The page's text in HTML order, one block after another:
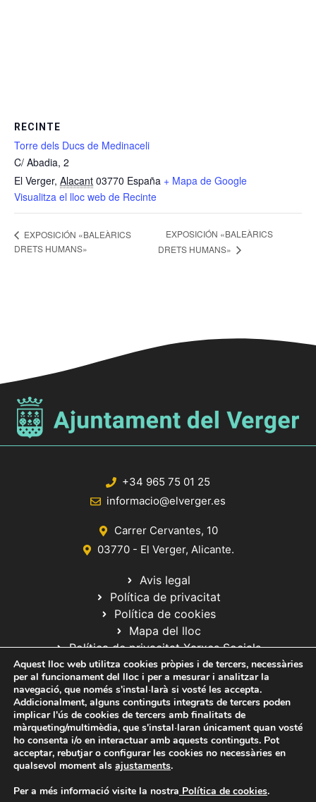
RECINTE
Torre dels Ducs de Medinaceli
C/ Abadia, 2
El Verger, Alacant 03770 España + Mapa de Google
Visualitza el lloc web de Recinte
EXPOSICIÓN «BALEÀRICS
DRETS HUMANS»
EXPOSICIÓN «BALEÀRICS
DRETS HUMANS»
+34 965 75 01 25
informacio@elverger.es
Carrer Cervantes, 10
03770 - El Verger, Alicante.
Avis legal
Política de privacitat
Política de cookies
Mapa del lloc
Política de privacitat Xarxes Socials
© 2020 Web desarrollada por el Servicio de Informática de Diputación
de Alicante
Aquest lloc web utilitza cookies pròpies i de tercers, necessàries
per al funcionament del lloc i per a mesurar i analitzar la
navegació, que només s'instal·larà si vosté les accepta.
Addicionalment, alguns continguts integrats de tercers poden
implicar l'ús de cookies de tercers amb finalitats de
màrqueting/multimèdia, que s'instal·laran únicament quan vosté
ho consenta i/o en interactuar amb aquests continguts. Pot
acceptar, rebutjar o configurar les cookies no necessàries en
qualsevol moment als ajustaments.
Per a més informació visite la nostra Política de cookies.